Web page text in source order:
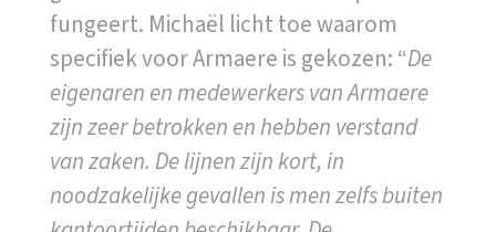
fungeert. Michaël licht toe waarom
specifiek voor Armaere is gekozen: “De
eigenaren en medewerkers van Armaere
zijn zeer betrokken en hebben verstand
van zaken. De lijnen zijn kort, in
noodzakelijke gevallen is men zelfs buiten